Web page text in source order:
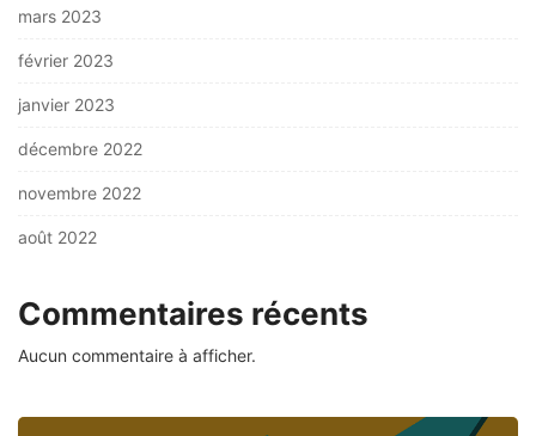
mars 2023
février 2023
janvier 2023
décembre 2022
novembre 2022
août 2022
Commentaires récents
Aucun commentaire à afficher.